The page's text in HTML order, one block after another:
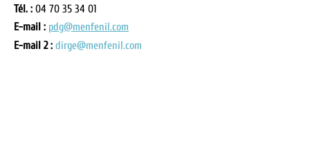
Tél. : 04 70 35 34 01
E-mail : pdg@menfenil.com
E-mail 2 : dirge@menfenil.com